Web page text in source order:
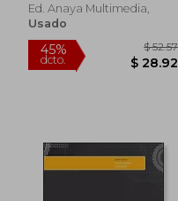
Ed. Anaya Multimedia,
Usado